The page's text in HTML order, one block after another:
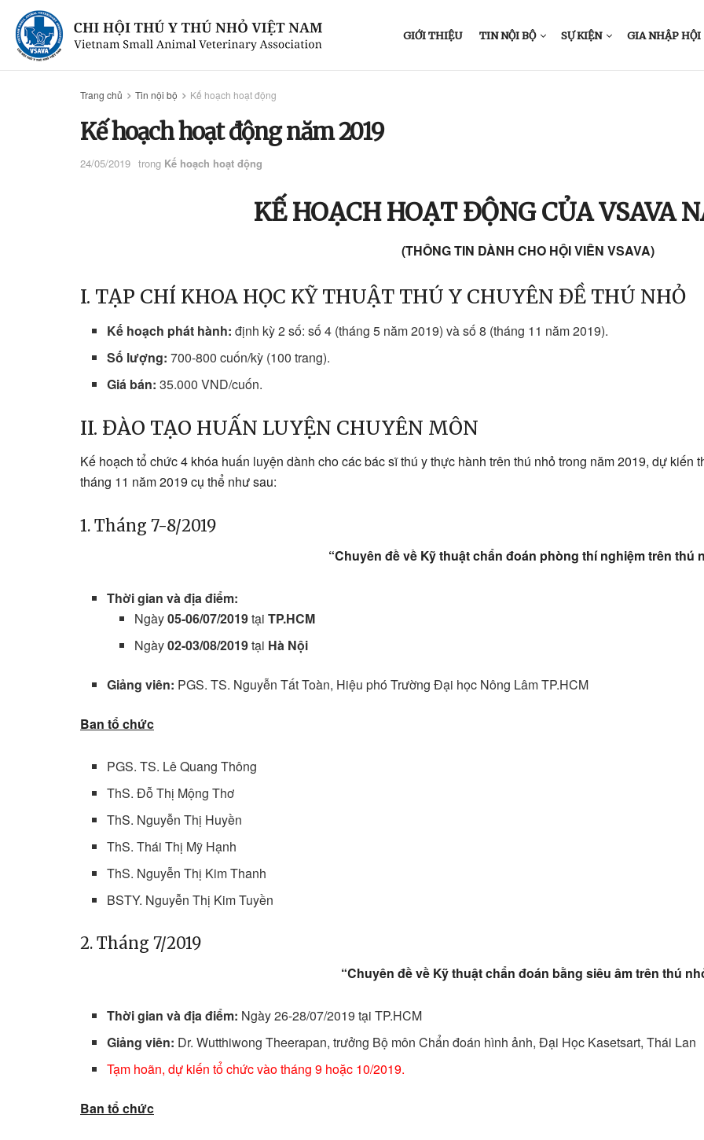
GIỚI THIỆU TIN NỘI BỘ SỰ KIỆN GIA NHẬP HỘI
Trang chủ Tin nội bộ Kế hoạch hoạt động
Kế hoạch hoạt động năm 2019
24/05/2019 trong Kế hoạch hoạt động
KẾ HOẠCH HOẠT ĐỘNG CỦA VSAVA
(THÔNG TIN DÀNH CHO HỘI VIÊN VSAVA)
I. TẠP CHÍ KHOA HỌC KỸ THUẬT THÚ Y CHUYÊN ĐỀ THÚ NHỎ
Kế hoạch phát hành: định kỳ 2 số: số 4 (tháng 5 năm 2019) và số 8 (tháng 11 năm 2019).
Số lượng: 700-800 cuốn/kỳ (100 trang).
Giá bán: 35.000 VND/cuốn.
II. ĐÀO TẠO HUẤN LUYỆN CHUYÊN MÔN
Kế hoạch tổ chức 4 khóa huấn luyện dành cho các bác sĩ thú y thực hành trên thú nhỏ trong năm 2019, dự kiến
tháng 11 năm 2019 cụ thể như sau:
1. Tháng 7-8/2019
“Chuyên đề về Kỹ thuật chẩn đoán phòng thí nghiệm trên thú
Thời gian và địa điểm:
Ngày05-06/07/2019tại TP.HCM
Ngày02-03/08/2019tại Hà Nội
Giảng viên: PGS. TS. Nguyễn Tất Toàn, Hiệu phó Trường Đại học Nông Lâm TP.HCM
Ban tổ chức
PGS. TS. Lê Quang Thông
ThS. Đỗ Thị Mộng Thơ
ThS. Nguyễn Thị Huyền
ThS. Thái Thị Mỹ Hạnh
ThS. Nguyễn Thị Kim Thanh
BSTY. Nguyễn Thị Kim Tuyền
2. Tháng 7/2019
“Chuyên đề về Kỹ thuật chẩn đoán bằng siêu âm trên thú
Thời gian và địa điểm: Ngày 26-28/07/2019 tại TP.HCM
Giảng viên: Dr. Wutthiwong Theerapan, trưởng Bộ môn Chẩn đoán hình ảnh, Đại Học Kasetsart, Thái Lan
Tạm hoãn, dự kiến tổ chức vào tháng 9 hoặc 10/2019.
Ban tổ chức